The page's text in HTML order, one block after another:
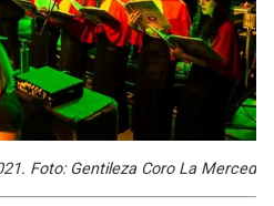
Foto: Gentileza Coro La Merced